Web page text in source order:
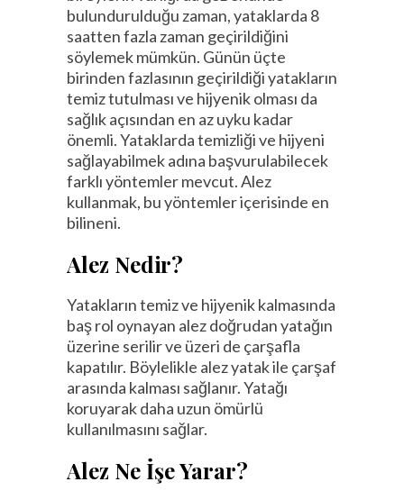
bulundurulduğu zaman, yataklarda 8
saatten fazla zaman geçirildiğini
söylemek mümkün. Günün üçte
birinden fazlasının geçirildiği yatakların
temiz tutulması ve hijyenik olması da
sağlık açısından en az uyku kadar
önemli. Yataklarda temizliği ve hijyeni
sağlayabilmek adına başvurulabilecek
farklı yöntemler mevcut. Alez
kullanmak, bu yöntemler içerisinde en
bilineni.
Alez Nedir?
Yatakların temiz ve hijyenik kalmasında
baş rol oynayan alez doğrudan yatağın
üzerine serilir ve üzeri de çarşafla
kapatılır. Böylelikle alez yatak ile çarşaf
arasında kalması sağlanır. Yatağı
koruyarak daha uzun ömürlü
kullanılmasını sağlar.
Alez Ne İşe Yarar?